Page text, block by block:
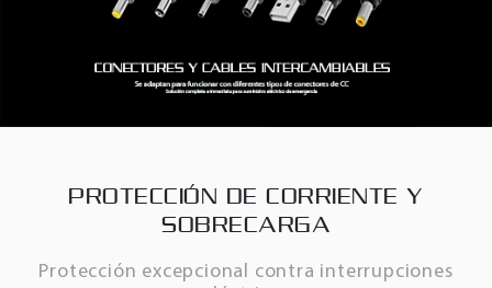
PROTECCIÓN DE CORRIENTE Y
SOBRECARGA
Protección excepcional contra interrupciones